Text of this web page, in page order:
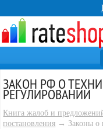
ЗАКОН РФ О
РЕГУЛИРОВАНИИ
Книга жалоб и
постановления → Законы о